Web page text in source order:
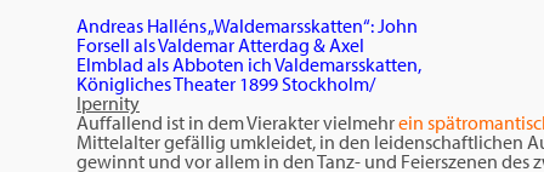
Andreas Halléns „Waldemarsskatten“: John
Forsell als Valdemar Atterdag & Axel
Elmblad als Abboten ich Valdemarsskatten,
Königliches Theater 1899 Stockholm/
Ipernity
Auffallend ist in dem Vierakter vielmehrein
Mittelalter gefällig umkleidet, in den leidenschaftlichen
gewinnt und vor allem in den Tanz- und Feierszenen